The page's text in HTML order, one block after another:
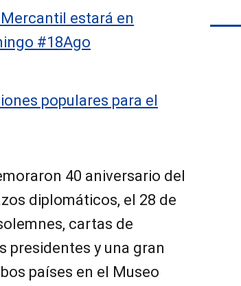
estará en
#18Ago
populares para el
40 aniversario del
diplomáticos, el 28 de
cartas de
presidentes y una gran
países en el Museo